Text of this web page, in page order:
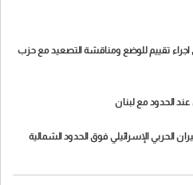
دعا الى اجراء تقييم للوضع ومناقشة التصعيد مع حزب
الحدود مع لبنان
الحربي الإسرائيلي فوق الحدود الشمالية